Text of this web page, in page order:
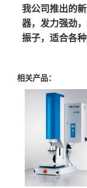
我公司推出的
器，发力强劲
振子，适合各
相关产品：